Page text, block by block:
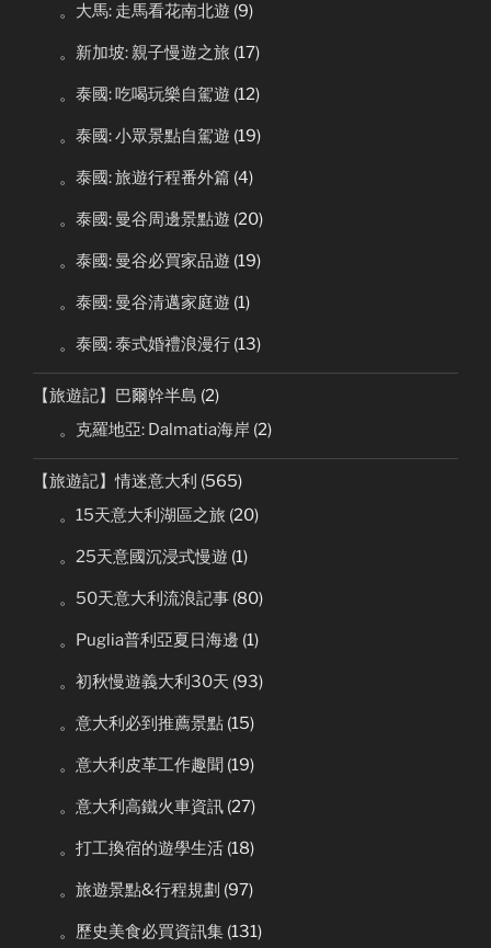
。大馬: 走馬看花南北遊 (9)
。新加坡: 親子慢遊之旅 (17)
。泰國: 吃喝玩樂自駕遊 (12)
。泰國: 小眾景點自駕遊 (19)
。泰國: 旅遊行程番外篇 (4)
。泰國: 曼谷周邊景點遊 (20)
。泰國: 曼谷必買家品遊 (19)
。泰國: 曼谷清邁家庭遊 (1)
。泰國: 泰式婚禮浪漫行 (13)
【旅遊記】巴爾幹半島 (2)
。克羅地亞: Dalmatia海岸 (2)
【旅遊記】情迷意大利 (565)
。15天意大利湖區之旅 (20)
。25天意國沉浸式慢遊 (1)
。50天意大利流浪記事 (80)
。Puglia普利亞夏日海邊 (1)
。初秋慢遊義大利30天 (93)
。意大利必到推薦景點 (15)
。意大利皮革工作趣聞 (19)
。意大利高鐵火車資訊 (27)
。打工換宿的遊學生活 (18)
。旅遊景點&行程規劃 (97)
。歷史美食必買資訊集 (131)